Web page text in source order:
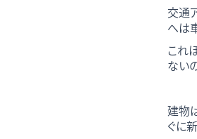
交通
へは
これ
ない
建物
ぐに